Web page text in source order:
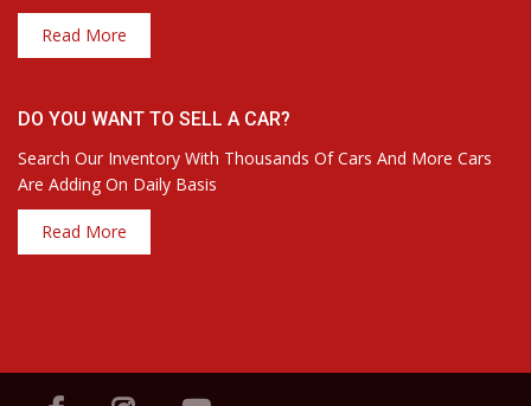
Read More
DO YOU WANT TO SELL A CAR?
Search Our Inventory With Thousands Of Cars And More Cars
Are Adding On Daily Basis
Read More